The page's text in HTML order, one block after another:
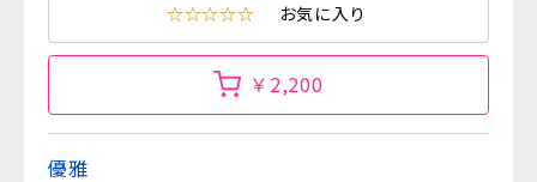
☆☆☆☆☆ お気に入り
￥2,200
優雅